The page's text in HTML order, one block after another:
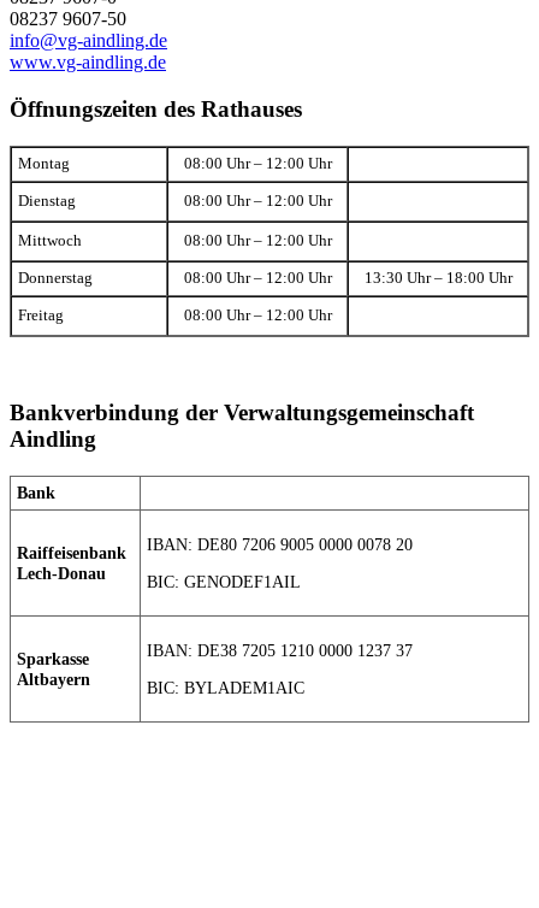
08237 9607-50
info@vg-aindling.de
www.vg-aindling.de
Öffnungszeiten des Rathauses
Montag 08:00 Uhr – 12:00 Uhr
Dienstag 08:00 Uhr – 12:00 Uhr
Mittwoch 08:00 Uhr – 12:00 Uhr
Donnerstag 08:00 Uhr – 12:00 Uhr 13:30 Uhr – 18:00 Uhr
Freitag 08:00 Uhr – 12:00 Uhr
Bankverbindung der Verwaltungsgemeinschaft
Aindling
Bank
Raiffeisenbank
Lech-Donau
IBAN: DE80 7206 9005 0000 0078 20
BIC: GENODEF1AIL
Sparkasse
Altbayern
IBAN: DE38 7205 1210 0000 1237 37
BIC: BYLADEM1AIC